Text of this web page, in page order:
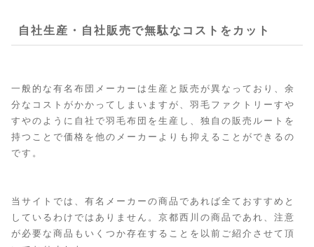
自社生産・自社販売で無駄なコストをカット
一般的な有名布団メーカーは生産と販売が異なっており、余
分なコストがかかってしまいますが、羽毛ファクトリーすや
すやのように自社で羽毛布団を生産し、独自の販売ルートを
持つことで価格を他のメーカーよりも抑えることができるの
です。
当サイトでは、有名メーカーの商品であれば全ておすすめと
しているわけではありません。京都西川の商品であれ、注意
が必要な商品もいくつか存在することを以前ご紹介させて頂